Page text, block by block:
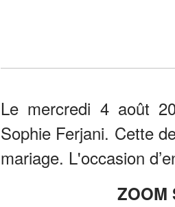
Le mercredi 4 août
Sophie Ferjani. Cette
mariage. L'occasion
ZOOM